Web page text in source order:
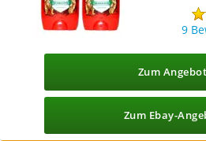
9
Zum
Zum Ebay-